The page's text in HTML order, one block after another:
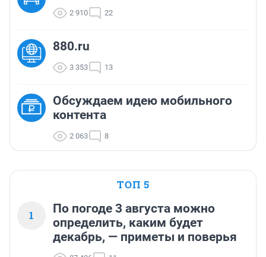
2 910 22
880.ru
3 353 13
Обсуждаем идею мобильного
контента
2 063 8
ТОП 5
1
По погоде 3 августа можно
определить, каким будет
декабрь, — приметы и поверья